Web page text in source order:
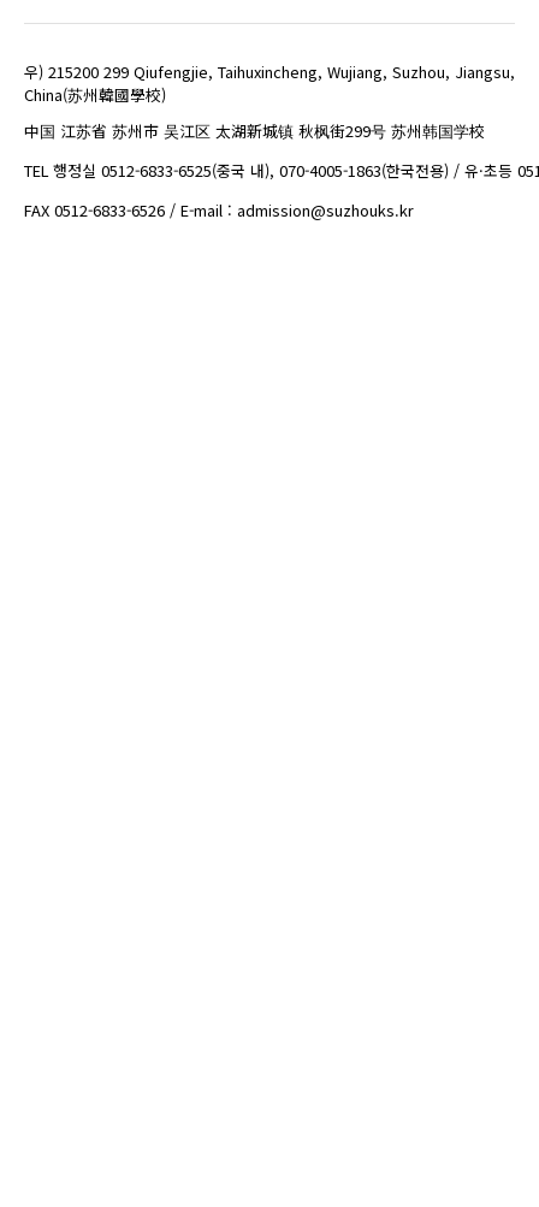
우) 215200 299 Qiufengjie, Taihuxincheng, Wujiang, Suzhou, Jiangsu,
China(苏州韓國學校)
中国 江苏省 苏州市 吴江区 太湖新城镇 秋枫街299号 苏州韩国学校
TEL 행정실 0512-6833-6525(중국 내), 070-4005-1863(한국전용) / 유·초등
FAX 0512-6833-6526 / E-mail : admission@suzhouks.kr